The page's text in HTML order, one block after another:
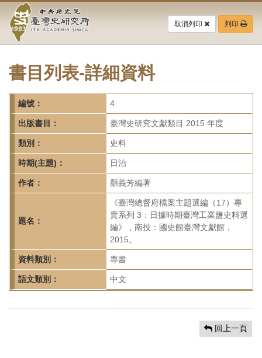
要
中
央
研
究
院-
臺
灣
史
研
究
首
頁
取消列印 列印
書目列表-詳細資料
編號： 4
出版書目： 臺灣史研究文獻類目 2015 年度
類別： 史料
時期(主題)： 日治
作者： 顏義芳編著
題名：
《臺灣總督府檔案主題選編（17）專
賣系列 3：日據時期臺灣工業鹽史料選
編》，南投：國史館臺灣文獻館，
2015。
資料類別： 專書
語文類別： 中文
回上一頁